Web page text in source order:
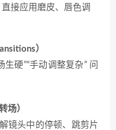
接应用磨皮、唇色调
）
硬”“手动调整复杂” 问
场）
镜头中的停顿、跳剪片